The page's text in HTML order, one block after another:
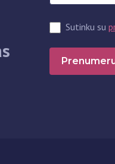
Sutinku su